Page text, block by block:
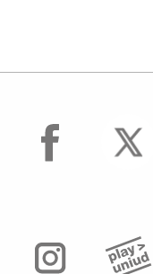
facebook